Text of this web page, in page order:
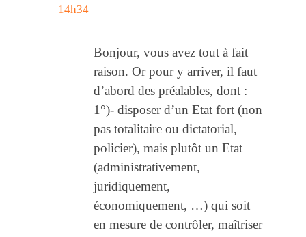
14h34
Bonjour, vous avez tout à fait
raison. Or pour y arriver, il faut
d’abord des préalables, dont :
1°)- disposer d’un Etat fort (non
pas totalitaire ou dictatorial,
policier), mais plutôt un Etat
(administrativement,
juridiquement,
économiquement, …) qui soit
en mesure de contrôler, maîtriser